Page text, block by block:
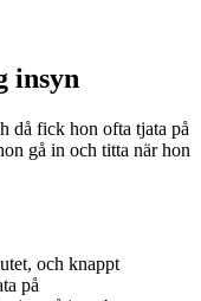
insyn
då fick hon ofta tjata på
gå in och titta när hon
och knappt
på